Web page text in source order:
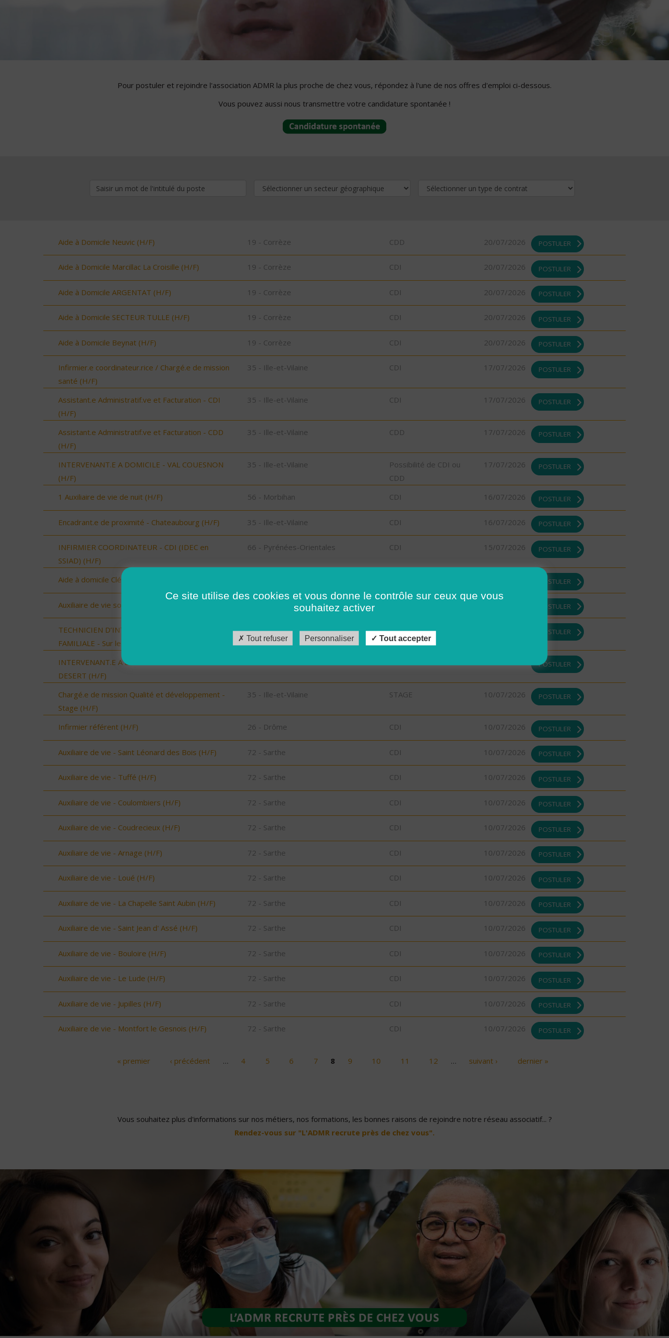
Pour postuler et rejoindre l'association ADMR la plus proche de chez vous, répondez à l'une de nos offres d'emploi ci-dessous.
Vous pouvez aussi nous transmettre votre candidature spontanée !
Aide à Domicile Neuvic (H/F) 19 - Corrèze CDD 20/07/2026 POSTULER
Aide à Domicile Marcillac La Croisille (H/F) 19 - Corrèze CDI 20/07/2026 POSTULER
Aide à Domicile ARGENTAT (H/F) 19 - Corrèze CDI 20/07/2026 POSTULER
Aide à Domicile SECTEUR TULLE (H/F) 19 - Corrèze CDI 20/07/2026 POSTULER
Aide à Domicile Beynat (H/F) 19 - Corrèze CDI 20/07/2026 POSTULER
Infirmier.e coordinateur.rice / Chargé.e de mission
santé (H/F)
35 - Ille-et-Vilaine CDI 17/07/2026 POSTULER
Assistant.e Administratif.ve et Facturation - CDI
(H/F)
35 - Ille-et-Vilaine CDI 17/07/2026 POSTULER
Assistant.e Administratif.ve et Facturation - CDD
(H/F)
35 - Ille-et-Vilaine CDD 17/07/2026 POSTULER
INTERVENANT.E A DOMICILE - VAL COUESNON
(H/F)
35 - Ille-et-Vilaine
Possibilité de CDI ou
CDD
17/07/2026 POSTULER
1 Auxiliaire de vie de nuit (H/F) 56 - Morbihan CDI 16/07/2026 POSTULER
Encadrant.e de proximité - Chateaubourg (H/F) 35 - Ille-et-Vilaine CDI 16/07/2026 POSTULER
INFIRMIER COORDINATEUR - CDI (IDEC en
SSIAD) (H/F)
66 - Pyrénées-Orientales CDI 15/07/2026 POSTULER
Aide à domicile Cléon d'Andran (H/F) POSTULER
Auxiliaire de vie sociale Cléon d'Andran (H/F) POSTULER
TECHNICIEN D’INTERVENTION SOCIALE ET
FAMILIALE - Sur le Sud du Loir et Cher (H/F)
41 - Loir-et-Cher CDI POSTULER
INTERVENANT.E A DOMICILE - LOUVIGNE DU
DESERT (H/F)
POSTULER
Chargé.e de mission Qualité et développement -
Stage (H/F)
35 - Ille-et-Vilaine STAGE 10/07/2026 POSTULER
Infirmier référent (H/F) 26 - Drôme CDI 10/07/2026 POSTULER
Auxiliaire de vie - Saint Léonard des Bois (H/F) 72 - Sarthe CDI 10/07/2026 POSTULER
Auxiliaire de vie - Tuffé (H/F) 72 - Sarthe CDI 10/07/2026 POSTULER
Auxiliaire de vie - Coulombiers (H/F) 72 - Sarthe CDI 10/07/2026 POSTULER
Auxiliaire de vie - Coudrecieux (H/F) 72 - Sarthe CDI 10/07/2026 POSTULER
Auxiliaire de vie - Arnage (H/F) 72 - Sarthe CDI 10/07/2026 POSTULER
Auxiliaire de vie - Loué (H/F) 72 - Sarthe CDI 10/07/2026 POSTULER
Auxiliaire de vie - La Chapelle Saint Aubin (H/F) 72 - Sarthe CDI 10/07/2026 POSTULER
Auxiliaire de vie - Saint Jean d' Assé (H/F) 72 - Sarthe CDI 10/07/2026 POSTULER
Auxiliaire de vie - Bouloire (H/F) 72 - Sarthe CDI 10/07/2026 POSTULER
Auxiliaire de vie - Le Lude (H/F) 72 - Sarthe CDI 10/07/2026 POSTULER
Auxiliaire de vie - Jupilles (H/F) 72 - Sarthe CDI 10/07/2026 POSTULER
Auxiliaire de vie - Montfort le Gesnois (H/F) 72 - Sarthe CDI 10/07/2026 POSTULER
« premier ‹ précédent … 4 5 6 7 8 9 10 11 12 … suivant › dernier »
Vous souhaitez plus d'informations sur nos métiers, nos formations, les bonnes raisons de rejoindre notre réseau associatif... ?
Rendez-vous sur "L'ADMR recrute près de chez vous".
Ce site utilise des cookies et vous donne le contrôle sur ceux que vous
souhaitez activer
Tout refuser Personnaliser Tout accepter